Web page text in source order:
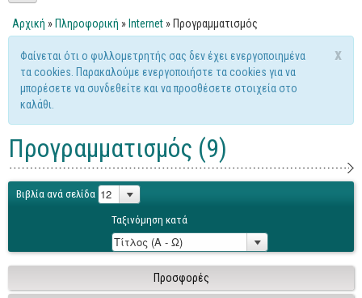
Πληροφορική
Λειτουργικά
Windows
Linux
Unix
Γενικά
Microsoft Office
Excel
Πρόσβαση
Είστε εδώ
Αρχική » Πληροφορική » Internet » Προγραμματισμός
x
Μήνυμα προειδοποίησης
Φαίνεται ότι ο φυλλομετρητής σας δεν έχει ενεργοποιημένα
τα cookies. Παρακαλούμε ενεργοποιήστε τα cookies για να
μπορέσετε να συνδεθείτε και να προσθέσετε στοιχεία στο
καλάθι.
Προγραμματισμός (9)
Βιβλία ανά σελίδα
Ταξινόμηση κατά
Προσφορές